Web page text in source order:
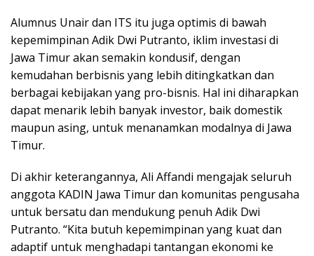
Alumnus Unair dan ITS itu juga optimis di bawah
kepemimpinan Adik Dwi Putranto, iklim investasi di
Jawa Timur akan semakin kondusif, dengan
kemudahan berbisnis yang lebih ditingkatkan dan
berbagai kebijakan yang pro-bisnis. Hal ini diharapkan
dapat menarik lebih banyak investor, baik domestik
maupun asing, untuk menanamkan modalnya di Jawa
Timur.
Di akhir keterangannya, Ali Affandi mengajak seluruh
anggota KADIN Jawa Timur dan komunitas pengusaha
untuk bersatu dan mendukung penuh Adik Dwi
Putranto. “Kita butuh kepemimpinan yang kuat dan
adaptif untuk menghadapi tantangan ekonomi ke